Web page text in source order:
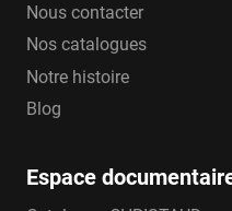
Nous contacter
Nos catalogues
Notre histoire
Blog
Espace